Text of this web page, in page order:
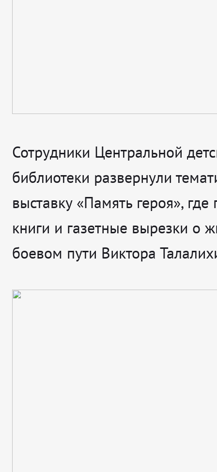
Сотрудники Центральной
библиотеки развернули
выставку «Память героя», где
книги и газетные вырезки о
боевом пути Виктора